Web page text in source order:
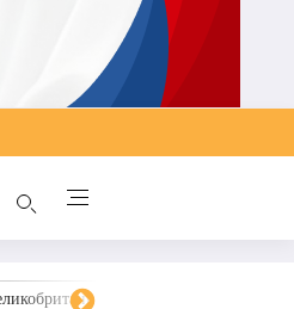
Украина, Запад,